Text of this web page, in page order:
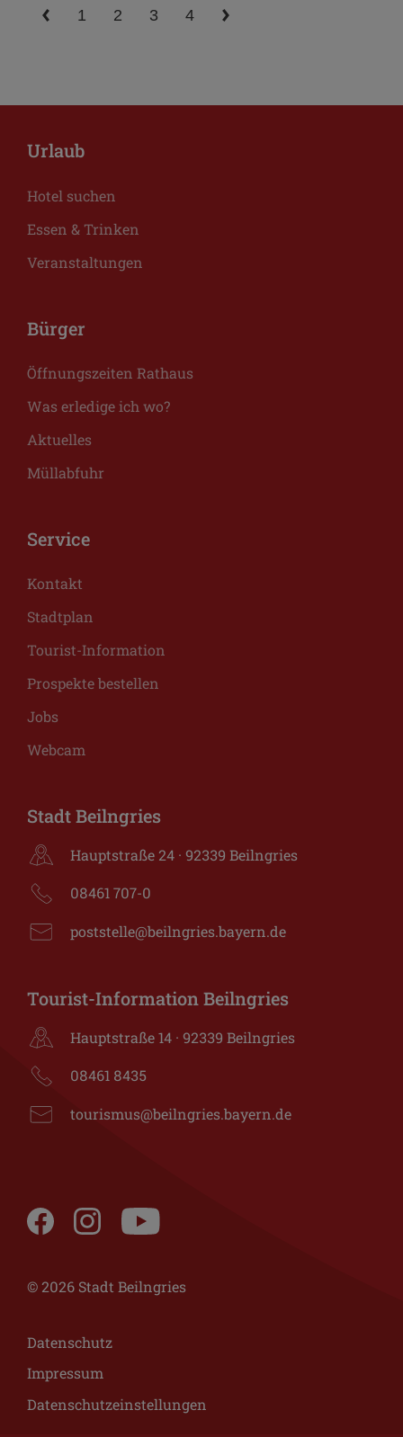
1 2 3 4
Urlaub
Hotel suchen
Essen & Trinken
Veranstaltungen
Bürger
Öffnungszeiten Rathaus
Was erledige ich wo?
Aktuelles
Müllabfuhr
Service
Kontakt
Stadtplan
Tourist-Information
Prospekte bestellen
Jobs
Webcam
Stadt Beilngries
Hauptstraße 24 · 92339 Beilngries
08461 707-0
poststelle@beilngries.bayern.de
Tourist-Information Beilngries
Hauptstraße 14 · 92339 Beilngries
08461 8435
tourismus@beilngries.bayern.de
© 2026 Stadt Beilngries
Datenschutz
Impressum
Datenschutzeinstellungen